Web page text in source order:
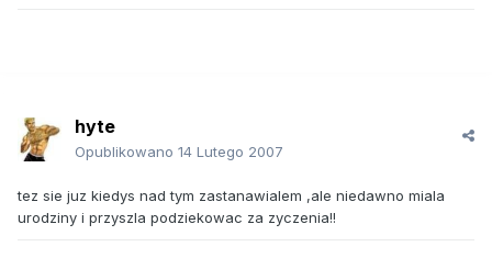
hyte
Opublikowano 14 Lutego 2007
tez sie juz kiedys nad tym zastanawialem ,ale niedawno miala
urodziny i przyszla podziekowac za zyczenia!!